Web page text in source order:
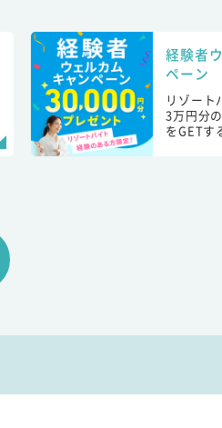
経験者
ペーン
リゾート
3万円分
をGETす